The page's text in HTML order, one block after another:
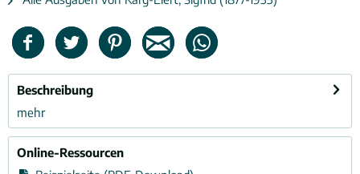
Beschreibung
mehr
Online-Ressourcen